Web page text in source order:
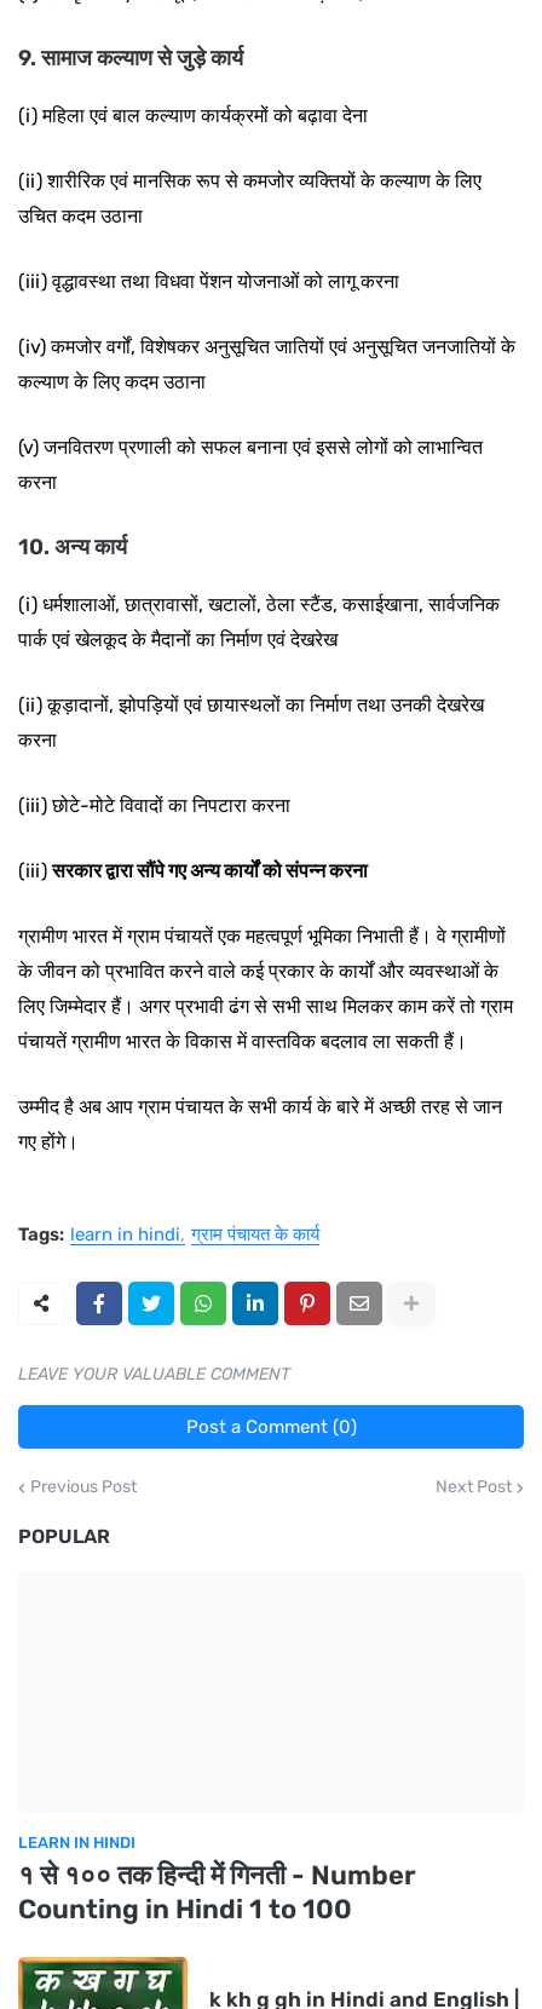
9. सामाज कल्याण से जुड़े कार्य
(i) महिला एवं बाल कल्याण कार्यक्रमों को बढ़ावा देना
(ii) शारीरिक एवं मानसिक रूप से कमजोर व्यक्तियों के कल्याण के लिए
उचित कदम उठाना
(iii) वृद्धावस्था तथा विधवा पेंशन योजनाओं को लागू करना
(iv) कमजोर वर्गों, विशेषकर अनुसूचित जातियों एवं अनुसूचित जनजातियों के
कल्याण के लिए कदम उठाना
(v) जनवितरण प्रणाली को सफल बनाना एवं इससे लोगों को लाभान्वित
करना
10. अन्य कार्य
(i) धर्मशालाओं, छात्रावासों, खटालों, ठेला स्टैंड, कसाईखाना, सार्वजनिक
पार्क एवं खेलकूद के मैदानों का निर्माण एवं देखरेख
(ii) कूड़ादानों, झोपड़ियों एवं छायास्थलों का निर्माण तथा उनकी देखरेख
करना
(iii) छोटे-मोटे विवादों का निपटारा करना
(iii)सरकार द्वारा सौंपे गए अन्य कार्यों को संपन्न करना
ग्रामीण भारत में ग्राम पंचायतें एक महत्वपूर्ण भूमिका निभाती हैं। वे ग्रामीणों
के जीवन को प्रभावित करने वाले कई प्रकार के कार्यों और व्यवस्थाओं के
लिए जिम्मेदार हैं। अगर प्रभावी ढंग से सभी साथ मिलकर काम करें तो ग्राम
पंचायतें ग्रामीण भारत के विकास में वास्तविक बदलाव ला सकती हैं।
उम्मीद है अब आप ग्राम पंचायत के सभी कार्य के बारे में अच्छी तरह से जान
गए होंगे।
Tags: learn in hindi ग्राम पंचायत के कार्य
LEAVE YOUR VALUABLE COMMENT
Post a Comment (0)
Previous Post Next Post
POPULAR
LEARN IN HINDI
१ से १०० तक हिन्दी में गिनती - Number
Counting in Hindi 1 to 100
k kh g gh in Hindi and English |